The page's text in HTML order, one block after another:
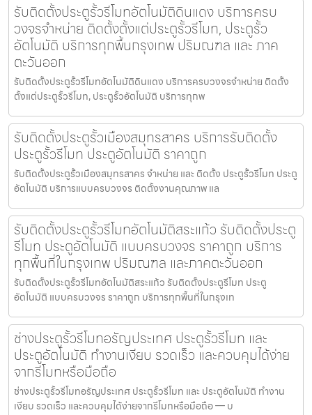
รับติดตั้งประตูรั้วรีโมทอัตโนมัติดินแดง บริการครบ
วงจรจำหน่าย ติดตั้งตั้งแต่ประตูรั้วรีโมท, ประตูรั้ว
อัตโนมัติ บริการทุกพื้นกรุงเทพ ปริมณฑล และ ภาค
ตะวันออก
รับติดตั้งประตูรั้วรีโมทอัตโนมัติดินแดง บริการครบวงจรจำหน่าย ติดตั้ง
ตั้งแต่ประตูรั้วรีโมท, ประตูรั้วอัตโนมัติ บริการทุกพ
รับติดตั้งประตูรั้วเมืองสมุทรสาคร บริการรับติดตั้ง
ประตูรั้วรีโมท ประตูอัตโนมัติ ราคาถูก
รับติดตั้งประตูรั้วเมืองสมุทรสาคร จำหน่าย และ ติดตั้ง ประตูรั้วรีโมท ประตู
อัตโนมัติ บริการแบบครบวงจร ติดตั้งงานคุณภาพ แล
รับติดตั้งประตูรั้วรีโมทอัตโนมัติสระแก้ว รับติดตั้งประตู
รีโมท ประตูอัตโนมัติ แบบครบวงจร ราคาถูก บริการ
ทุกพื้นที่ในกรุงเทพ ปริมณฑล และภาคตะวันออก
รับติดตั้งประตูรั้วรีโมทอัตโนมัติสระแก้ว รับติดตั้งประตูรีโมท ประตู
อัตโนมัติ แบบครบวงจร ราคาถูก บริการทุกพื้นที่ในกรุงเท
ช่างประตูรั้วรีโมทอรัญประเทศ ประตูรั้วรีโมท และ
ประตูอัตโนมัติ ทำงานเงียบ รวดเร็ว และควบคุมได้ง่าย
จากรีโมทหรือมือถือ
ช่างประตูรั้วรีโมทอรัญประเทศ ประตูรั้วรีโมท และ ประตูอัตโนมัติ ทำงาน
เงียบ รวดเร็ว และควบคุมได้ง่ายจากรีโมทหรือมือถือ — บ